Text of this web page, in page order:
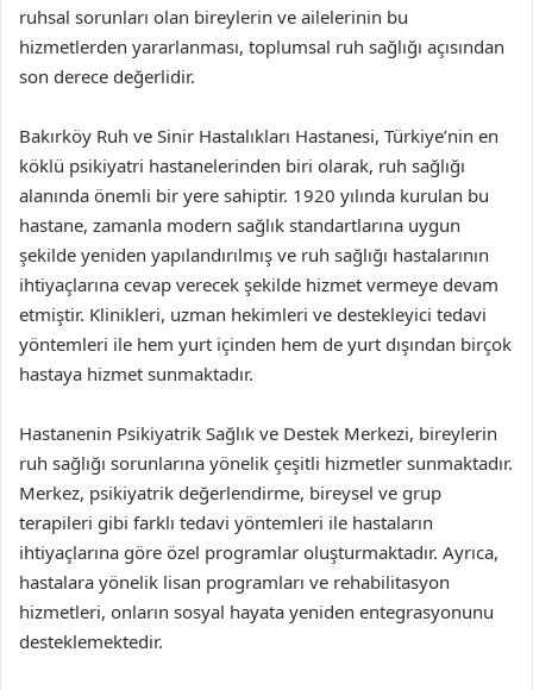
ruhsal sorunları olan bireylerin ve ailelerinin bu
hizmetlerden yararlanması, toplumsal ruh sağlığı açısından
son derece değerlidir.
Bakırköy Ruh ve Sinir Hastalıkları Hastanesi, Türkiye’nin en
köklü psikiyatri hastanelerinden biri olarak, ruh sağlığı
alanında önemli bir yere sahiptir. 1920 yılında kurulan bu
hastane, zamanla modern sağlık standartlarına uygun
şekilde yeniden yapılandırılmış ve ruh sağlığı hastalarının
ihtiyaçlarına cevap verecek şekilde hizmet vermeye devam
etmiştir. Klinikleri, uzman hekimleri ve destekleyici tedavi
yöntemleri ile hem yurt içinden hem de yurt dışından birçok
hastaya hizmet sunmaktadır.
Hastanenin Psikiyatrik Sağlık ve Destek Merkezi, bireylerin
ruh sağlığı sorunlarına yönelik çeşitli hizmetler sunmaktadır.
Merkez, psikiyatrik değerlendirme, bireysel ve grup
terapileri gibi farklı tedavi yöntemleri ile hastaların
ihtiyaçlarına göre özel programlar oluşturmaktadır. Ayrıca,
hastalara yönelik lisan programları ve rehabilitasyon
hizmetleri, onların sosyal hayata yeniden entegrasyonunu
desteklemektedir.